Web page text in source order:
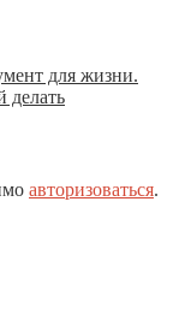
для жизни.
делать
авторизоваться.